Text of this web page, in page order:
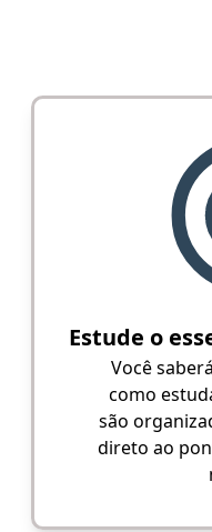
Estude o
Você
como
são
direto ao